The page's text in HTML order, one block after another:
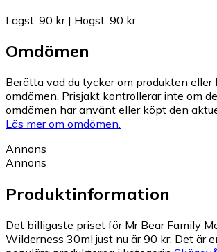
Lägst: 90 kr| Högst: 90 kr
Omdömen
Berätta vad du tycker om produkten eller
omdömen. Prisjakt kontrollerar inte om
omdömen har använt eller köpt den
Läs mer om omdömen.
Annons
Annons
Produktinformation
Det billigaste priset för Mr Bear Family
Wilderness 30ml just nu är 90 kr. Det är